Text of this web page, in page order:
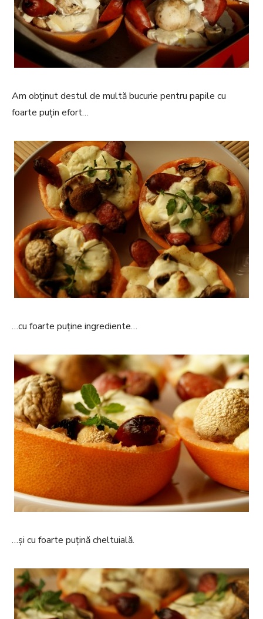
Am obținut destul de multă bucurie pentru papile cu
foarte puțin efort…
…cu foarte puține ingrediente…
…și cu foarte puțină cheltuială.